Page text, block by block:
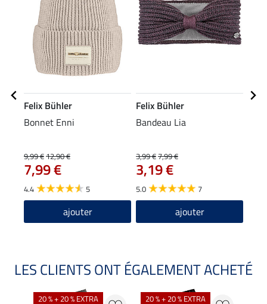
Felix Bühler
Bonnet Enni
9,99 €12,90 €
7,99 €
4.4 5
ajouter
Felix Bühler
Bandeau Lia
3,99 €7,99 €
3,19 €
5.0 7
ajouter
LES CLIENTS ONT ÉGALEMENT ACHETÉ
20 % + 20 % EXTRA 20 % + 20 % EXTRA